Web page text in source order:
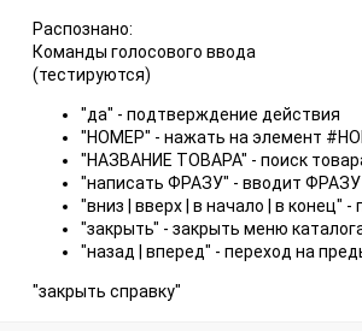
Распознано:
Команды голосового ввода
(тестируются)
"да" - подтверждение действия
"НОМЕР" - нажать на элемент
"НАЗВАНИЕ ТОВАРА" - поиск
"написать ФРАЗУ" - вводит ФРАЗУ
"вниз | вверх | в начало | в конец"
"закрыть" - закрыть меню
"назад | вперед" - переход на
"закрыть справку"